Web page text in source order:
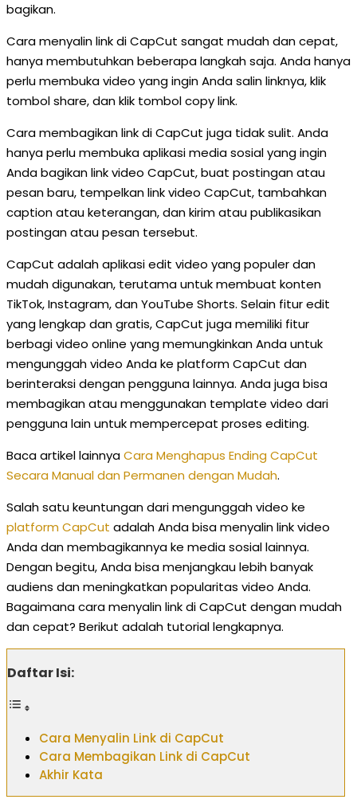
bagikan.
Cara menyalin link di CapCut sangat mudah dan cepat,
hanya membutuhkan beberapa langkah saja. Anda hanya
perlu membuka video yang ingin Anda salin linknya, klik
tombol share, dan klik tombol copy link.
Cara membagikan link di CapCut juga tidak sulit. Anda
hanya perlu membuka aplikasi media sosial yang ingin
Anda bagikan link video CapCut, buat postingan atau
pesan baru, tempelkan link video CapCut, tambahkan
caption atau keterangan, dan kirim atau publikasikan
postingan atau pesan tersebut.
CapCut adalah aplikasi edit video yang populer dan
mudah digunakan, terutama untuk membuat konten
TikTok, Instagram, dan YouTube Shorts. Selain fitur edit
yang lengkap dan gratis, CapCut juga memiliki fitur
berbagi video online yang memungkinkan Anda untuk
mengunggah video Anda ke platform CapCut dan
berinteraksi dengan pengguna lainnya. Anda juga bisa
membagikan atau menggunakan template video dari
pengguna lain untuk mempercepat proses editing.
Baca artikel lainnyaCara Menghapus Ending CapCut
Secara Manual dan Permanen dengan Mudah.
Salah satu keuntungan dari mengunggah video ke
platform CapCut adalah Anda bisa menyalin link video
Anda dan membagikannya ke media sosial lainnya.
Dengan begitu, Anda bisa menjangkau lebih banyak
audiens dan meningkatkan popularitas video Anda.
Bagaimana cara menyalin link di CapCut dengan mudah
dan cepat? Berikut adalah tutorial lengkapnya.
Daftar Isi:
Cara Menyalin Link di CapCut
Cara Membagikan Link di CapCut
Akhir Kata